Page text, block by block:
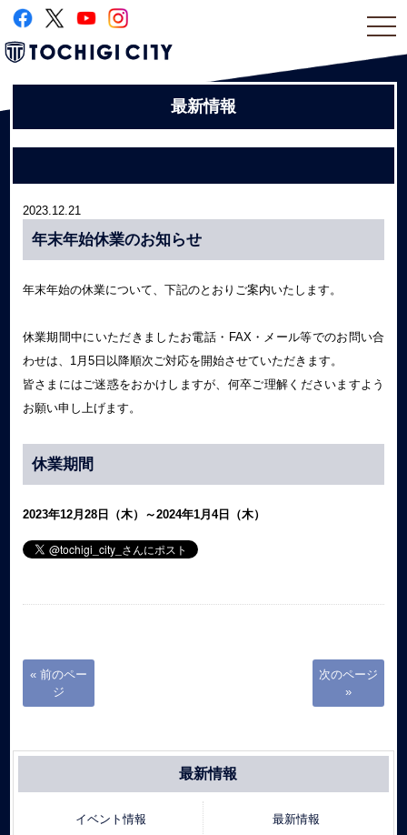
最新情報
2023.12.21
年末年始休業のお知らせ
年末年始の休業について、下記のとおりご案内いたします。
休業期間中にいただきましたお電話・FAX・メール等でのお問い合
わせは、1月5日以降順次ご対応を開始させていただきます。
皆さまにはご迷惑をおかけしますが、何卒ご理解くださいますよう
お願い申し上げます。
休業期間
2023年12月28日（木）～2024年1月4日（木）
« 前のペー
ジ
次のページ
»
最新情報
イベント情報 最新情報